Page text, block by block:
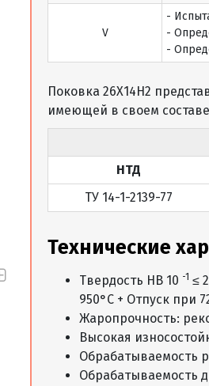
V
-
-
-
Поковка 26Х14Н2
имеющей в своем
НТД
ТУ 14-1-2139-77
Технические
Твердость HB 10 -1 ≤
950°С + Отпуск при
Жаропрочность:
Высокая
Обрабатываемость
Обрабатываемость